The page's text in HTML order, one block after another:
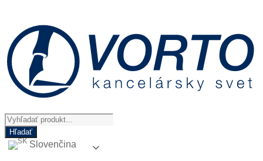
obsah
Products
search
Hľadať
Slovenčina